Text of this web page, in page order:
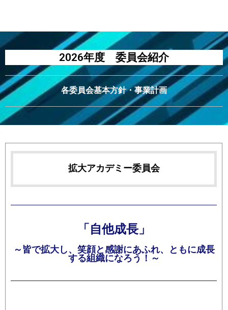
2026年度 委員会紹介
各委員会基本方針・事業計画
拡大アカデミー委員会
「自他成長」
～皆で拡大し、笑顔と感謝にあふれ、ともに成長
する組織になろう！～